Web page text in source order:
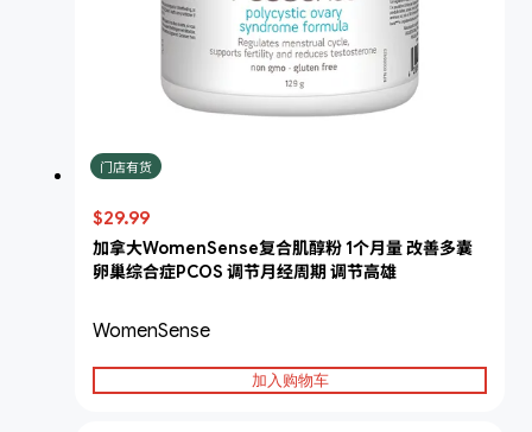
门店有货
$29.99
加拿大WomenSense复合肌醇粉 1个月量 改善多囊
卵巢综合症PCOS 调节月经周期 调节高雄
WomenSense
加入购物车